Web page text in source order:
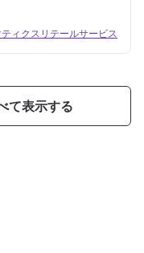
ィクスリテールサービス
て表示する